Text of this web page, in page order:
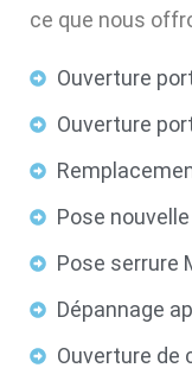
ce que nous
Ouverture
Ouverture
Pose
Pose serrure
Dépannage
Ouverture